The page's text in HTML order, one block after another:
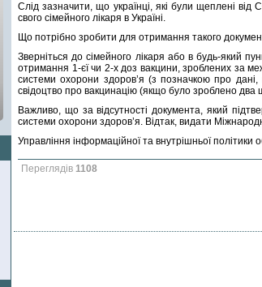
Слід зазначити, що українці, які були щеплені
свого сімейного лікаря в Україні.
Що потрібно зробити для отримання такого
Зверніться до сімейного лікаря або в будь-який
отримання 1-єї чи 2-х доз вакцини, зроблених за
системи охорони здоров’я (з позначкою про
свідоцтво про вакцинацію (якщо було зроблено
Важливо, що за відсутності документа, який
системи охорони здоров’я. Відтак, видати
Управління інформаційної та внутрішньої політики
Переглядів 1108